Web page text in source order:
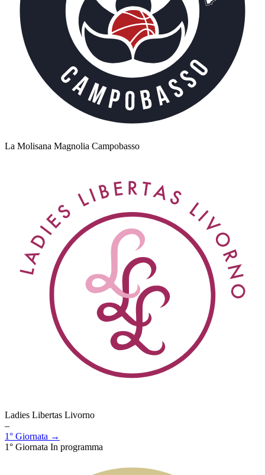
La Molisana Magnolia Campobasso
Ladies Libertas Livorno
–
1° Giornata →
1° Giornata In programma